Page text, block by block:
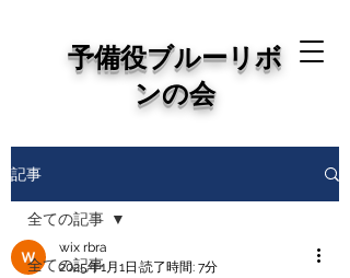
予備役ブルーリボ
ンの会
記事
全ての記事
全ての記事
wix rbra
2025年1月1日 読了時間: 7分